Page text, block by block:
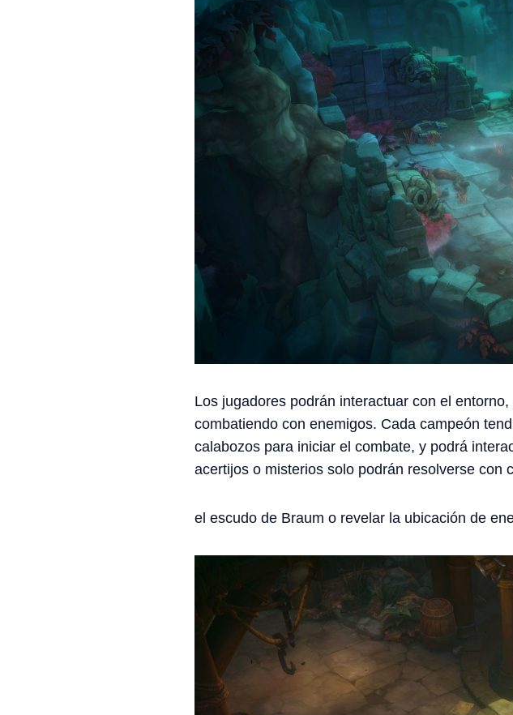
Los jugadores podrán interactuar con el
combatiendo con enemigos. Cada campeón
calabozos para iniciar el combate, y podrá
acertijos o misterios solo podrán resolverse con
el escudo de Braum o revelar la ubicación de